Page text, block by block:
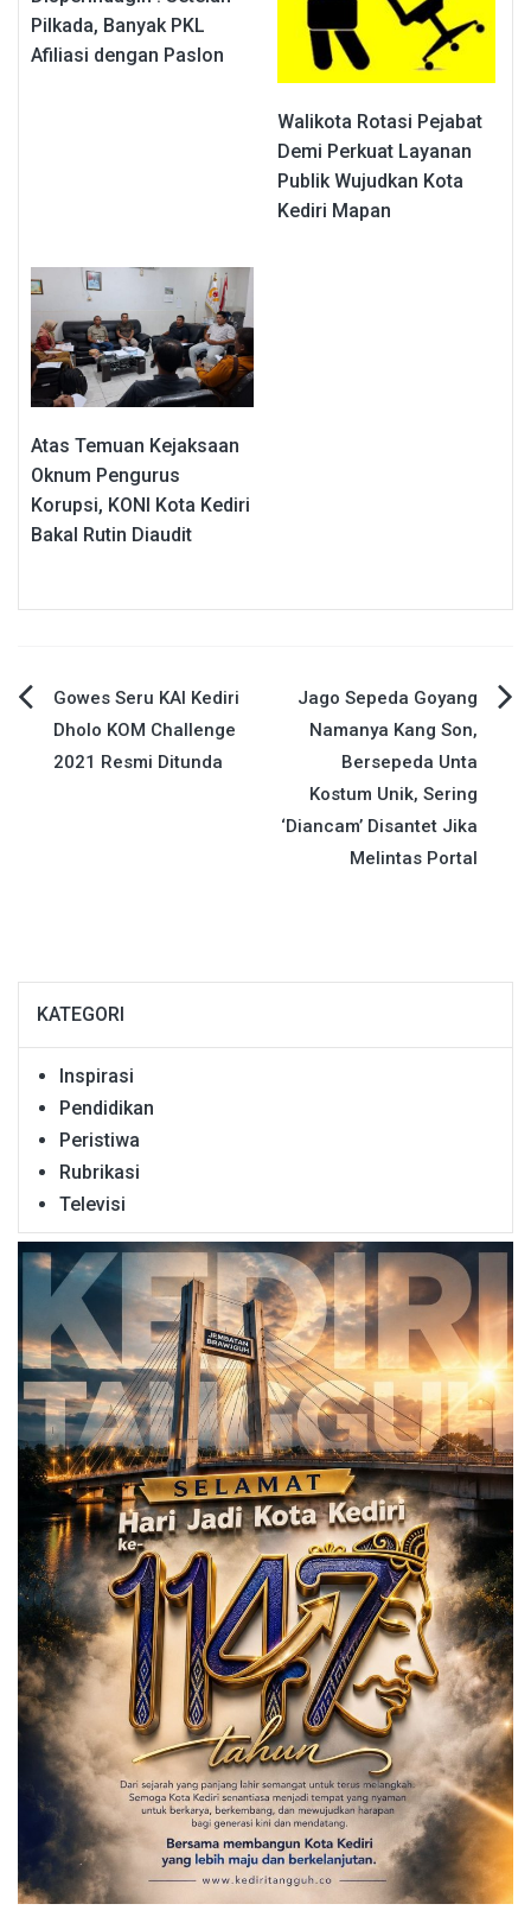
Pilkada, Banyak PKL
Afiliasi dengan Paslon
Walikota Rotasi Pejabat
Demi Perkuat Layanan
Publik Wujudkan Kota
Kediri Mapan
Atas Temuan Kejaksaan
Oknum Pengurus
Korupsi, KONI Kota Kediri
Bakal Rutin Diaudit
Navigasi
pos
Gowes Seru KAI Kediri
Dholo KOM Challenge
2021 Resmi Ditunda
Jago Sepeda Goyang
Namanya Kang Son,
Bersepeda Unta
Kostum Unik, Sering
‘Diancam’ Disantet Jika
Melintas Portal
KATEGORI
Inspirasi
Pendidikan
Peristiwa
Rubrikasi
Televisi